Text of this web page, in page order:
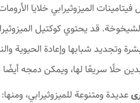
الميزوثيرابي خلايا
وتجديد شبابها وإعادة الحيوية
حلًا سريعًا لها، ويمكن دمجه أيضًا
عديدة ومتنوعة للميزوثيرابي، ومنها: